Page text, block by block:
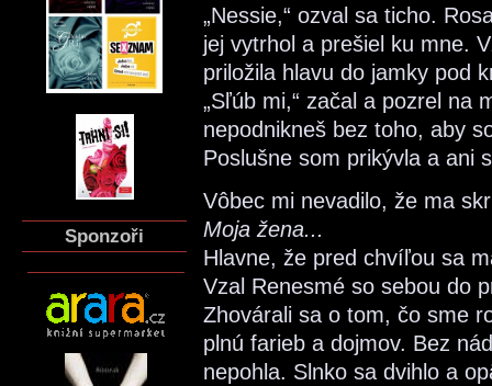
Sponzoři
„Nessie,“ ozval sa ticho.
jej vytrhol a prešiel ku mne.
priložila hlavu do jamky pod
„Sľúb mi,“ začal a pozrel na
nepodnikneš bez toho, aby
Poslušne som prikývla a ani
Vôbec mi nevadilo, že ma
Moja žena...
Hlavne, že pred chvíľou sa
Vzal Renesmé so sebou do
Zhovárali sa o tom, čo sme
plnú farieb a dojmov. Bez
nepohla. Slnko sa dvihlo a